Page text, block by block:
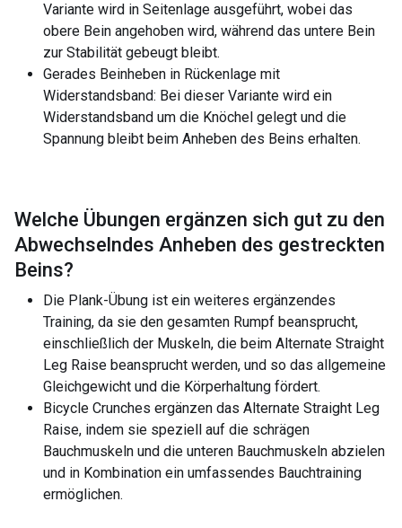
Variante wird in Seitenlage ausgeführt, wobei das
obere Bein angehoben wird, während das untere Bein
zur Stabilität gebeugt bleibt.
Gerades Beinheben in Rückenlage mit
Widerstandsband: Bei dieser Variante wird ein
Widerstandsband um die Knöchel gelegt und die
Spannung bleibt beim Anheben des Beins erhalten.
Welche Übungen ergänzen sich gut zu den
Abwechselndes Anheben des gestreckten
Beins?
Die Plank-Übung ist ein weiteres ergänzendes
Training, da sie den gesamten Rumpf beansprucht,
einschließlich der Muskeln, die beim Alternate Straight
Leg Raise beansprucht werden, und so das allgemeine
Gleichgewicht und die Körperhaltung fördert.
Bicycle Crunches ergänzen das Alternate Straight Leg
Raise, indem sie speziell auf die schrägen
Bauchmuskeln und die unteren Bauchmuskeln abzielen
und in Kombination ein umfassendes Bauchtraining
ermöglichen.